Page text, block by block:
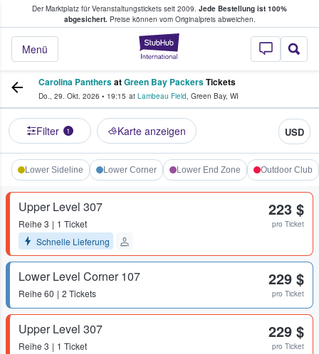
Der Marktplatz für Veranstaltungstickets seit 2009. Jede Bestellung ist 100%
abgesichert.Preise können vom Originalpreis abweichen.
StubHub - Wo
Menü
Tickets kaufen & verkaufen
Carolina PanthersatGreen Bay PackersTickets
Do., 29. Okt. 2026 • 19:15 at Lambeau Field, Green Bay, WI
Filter 1 Karte anzeigen USD
Lower Sideline Lower Corner Lower End Zone Outdoor Club
Upper Level 307
Reihe 3
1 Ticket
Schnelle Lieferung
223 $
pro Ticket
Lower Level Corner 107
Reihe 60 2 Tickets
229 $
pro Ticket
Upper Level 307
Reihe 3
1 Ticket
229 $
pro Ticket